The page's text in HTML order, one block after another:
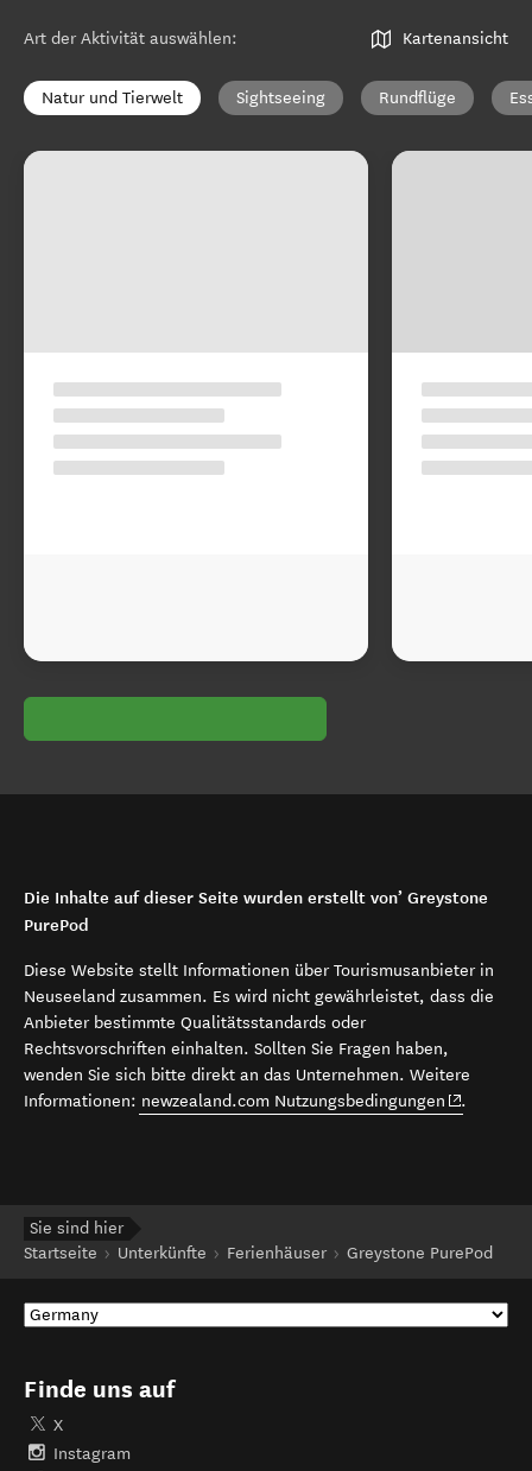
Art der Aktivität auswählen: Kartenansicht
Natur und Tierwelt Sightseeing Rundflüge
Die Inhalte auf dieser Seite wurden erstellt von’ Greystone
PurePod
Diese Website stellt Informationen über Tourismusanbieter in
Neuseeland zusammen. Es wird nicht gewährleistet, dass die
Anbieter bestimmte Qualitätsstandards oder
Rechtsvorschriften einhalten. Sollten Sie Fragen haben,
wenden Sie sich bitte direkt an das Unternehmen. Weitere
Informationen: newzealand.com Nutzungsbedingungen (opens in
.
Sie sind hier
Startseite
Unterkünfte Ferienhäuser Greystone PurePod
Finde uns auf
X
Instagram